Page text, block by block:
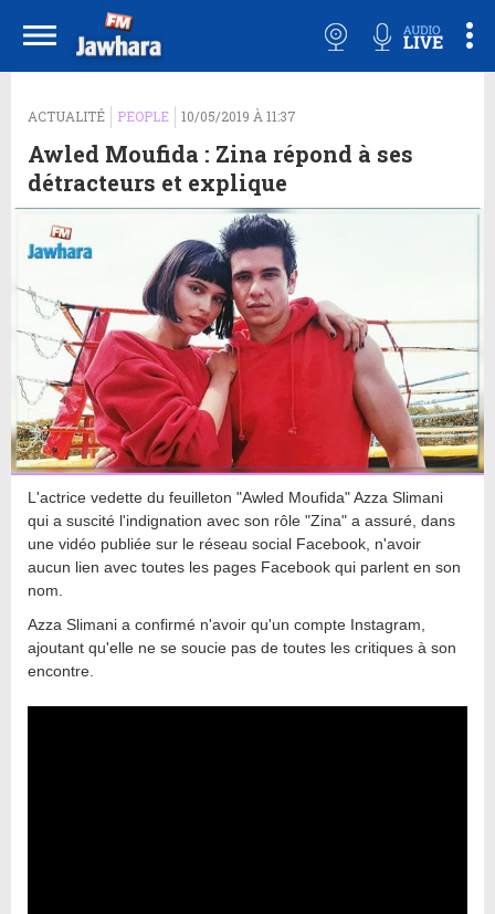
ACTUALITÉ PEOPLE 10/05/2019 À 11:37
Awled Moufida : Zina répond à ses
détracteurs et explique
L'actrice vedette du feuilleton "Awled Moufida" Azza Slimani
qui a suscité l'indignation avec son rôle "Zina" a assuré, dans
une vidéo publiée sur le réseau social Facebook, n'avoir
aucun lien avec toutes les pages Facebook qui parlent en son
nom.
Azza Slimani a confirmé n'avoir qu'un compte Instagram,
ajoutant qu'elle ne se soucie pas de toutes les critiques à son
encontre.